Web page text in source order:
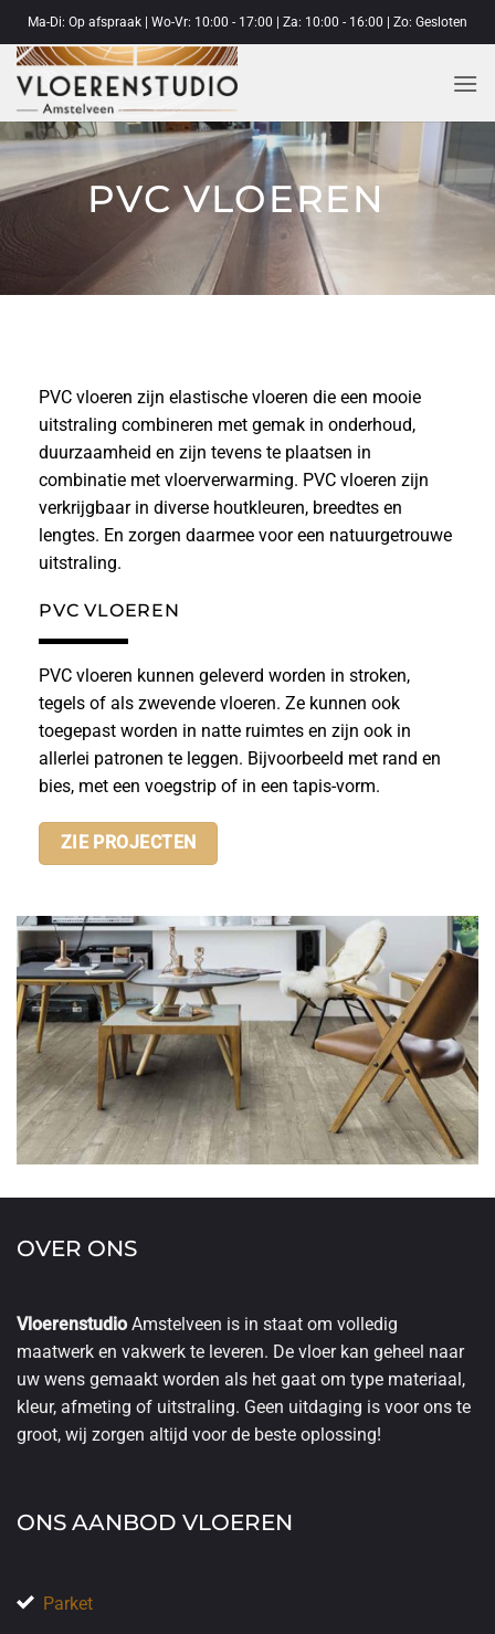
naar
inhoud
Ma-Di: Op afspraak | Wo-Vr: 10:00 - 17:00 | Za: 10:00 - 16:00 | Zo: Gesloten
PVC VLOEREN
PVC vloeren zijn elastische vloeren die een mooie
uitstraling combineren met gemak in onderhoud,
duurzaamheid en zijn tevens te plaatsen in
combinatie met vloerverwarming. PVC vloeren zijn
verkrijgbaar in diverse houtkleuren, breedtes en
lengtes. En zorgen daarmee voor een natuurgetrouwe
uitstraling.
PVC VLOEREN
PVC vloeren kunnen geleverd worden in stroken,
tegels of als zwevende vloeren. Ze kunnen ook
toegepast worden in natte ruimtes en zijn ook in
allerlei patronen te leggen. Bijvoorbeeld met rand en
bies, met een voegstrip of in een tapis-vorm.
ZIE PROJECTEN
OVER ONS
Vloerenstudio Amstelveen is in staat om volledig
maatwerk en vakwerk te leveren. De vloer kan geheel naar
uw wens gemaakt worden als het gaat om type materiaal,
kleur, afmeting of uitstraling. Geen uitdaging is voor ons te
groot, wij zorgen altijd voor de beste oplossing!
ONS AANBOD VLOEREN
Parket